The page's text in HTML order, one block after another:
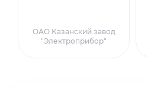
ОАО Казанский завод
"Электроприбор"